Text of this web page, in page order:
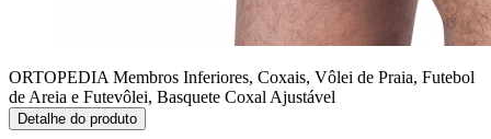
ORTOPEDIA Membros Inferiores, Coxais, Vôlei de Praia, Futebol
de Areia e Futevôlei, Basquete Coxal Ajustável
Detalhe do produto